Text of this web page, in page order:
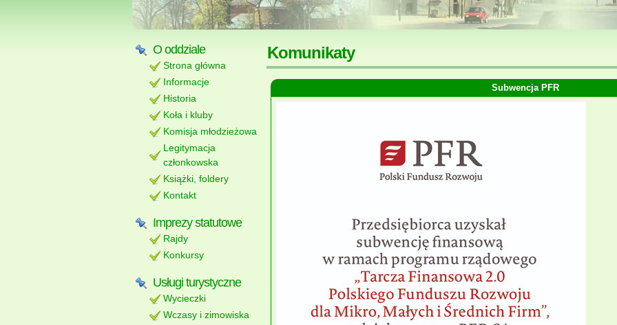
O oddziale
Strona główna
Informacje
Historia
Koła i kluby
Komisja młodzieżowa
Legitymacja
członkowska
Książki, foldery
Kontakt
Imprezy statutowe
Rajdy
Konkursy
Usługi turystyczne
Wycieczki
Wczasy i zimowiska
Komunikaty
Subwencja PFR